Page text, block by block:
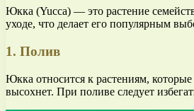
Юкка (Yucca) — это растение
уходе, что делает его популярным
1. Полив
Юкка относится к растениям, которые
высохнет. При поливе следует